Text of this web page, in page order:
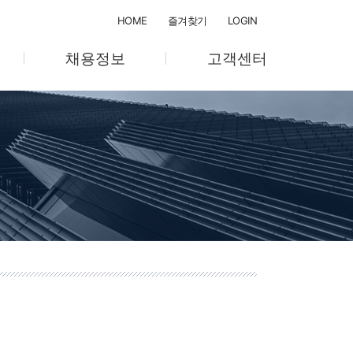
HOME 즐겨찾기 LOGIN
채용정보
교육계획/관리
고객센터
공지사항
온라인 문의